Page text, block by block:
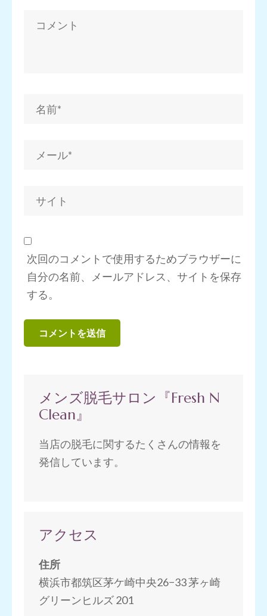
次回のコメントで使用するためブラウザーに
自分の名前、メールアドレス、サイトを保存
する。
メンズ脱毛サロン『Fresh N
Clean』
当店の脱毛に関するたくさんの情報を
発信しています。
アクセス
住所
横浜市都筑区茅ケ崎中央26−33 茅ヶ崎
グリーンヒルズ 201